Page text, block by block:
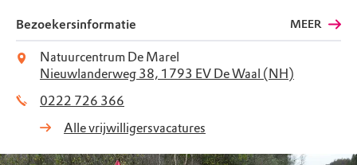
Bezoekersinformatie MEER
Natuurcentrum De Marel
Nieuwlanderweg 38, 1793 EV De Waal (NH)
0222 726 366
Alle vrijwilligersvacatures